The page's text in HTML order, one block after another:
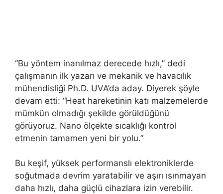
“Bu yöntem inanılmaz derecede hızlı,” dedi
çalışmanın ilk yazarı ve mekanik ve havacılık
mühendisliği Ph.D. UVA’da aday. Diyerek şöyle
devam etti: “Heat hareketinin katı malzemelerde
mümkün olmadığı şekilde görüldüğünü
görüyoruz. Nano ölçekte sıcaklığı kontrol
etmenin tamamen yeni bir yolu.”
Bu keşif, yüksek performanslı elektroniklerde
soğutmada devrim yaratabilir ve aşırı ısınmayan
daha hızlı, daha güçlü cihazlara izin verebilir.